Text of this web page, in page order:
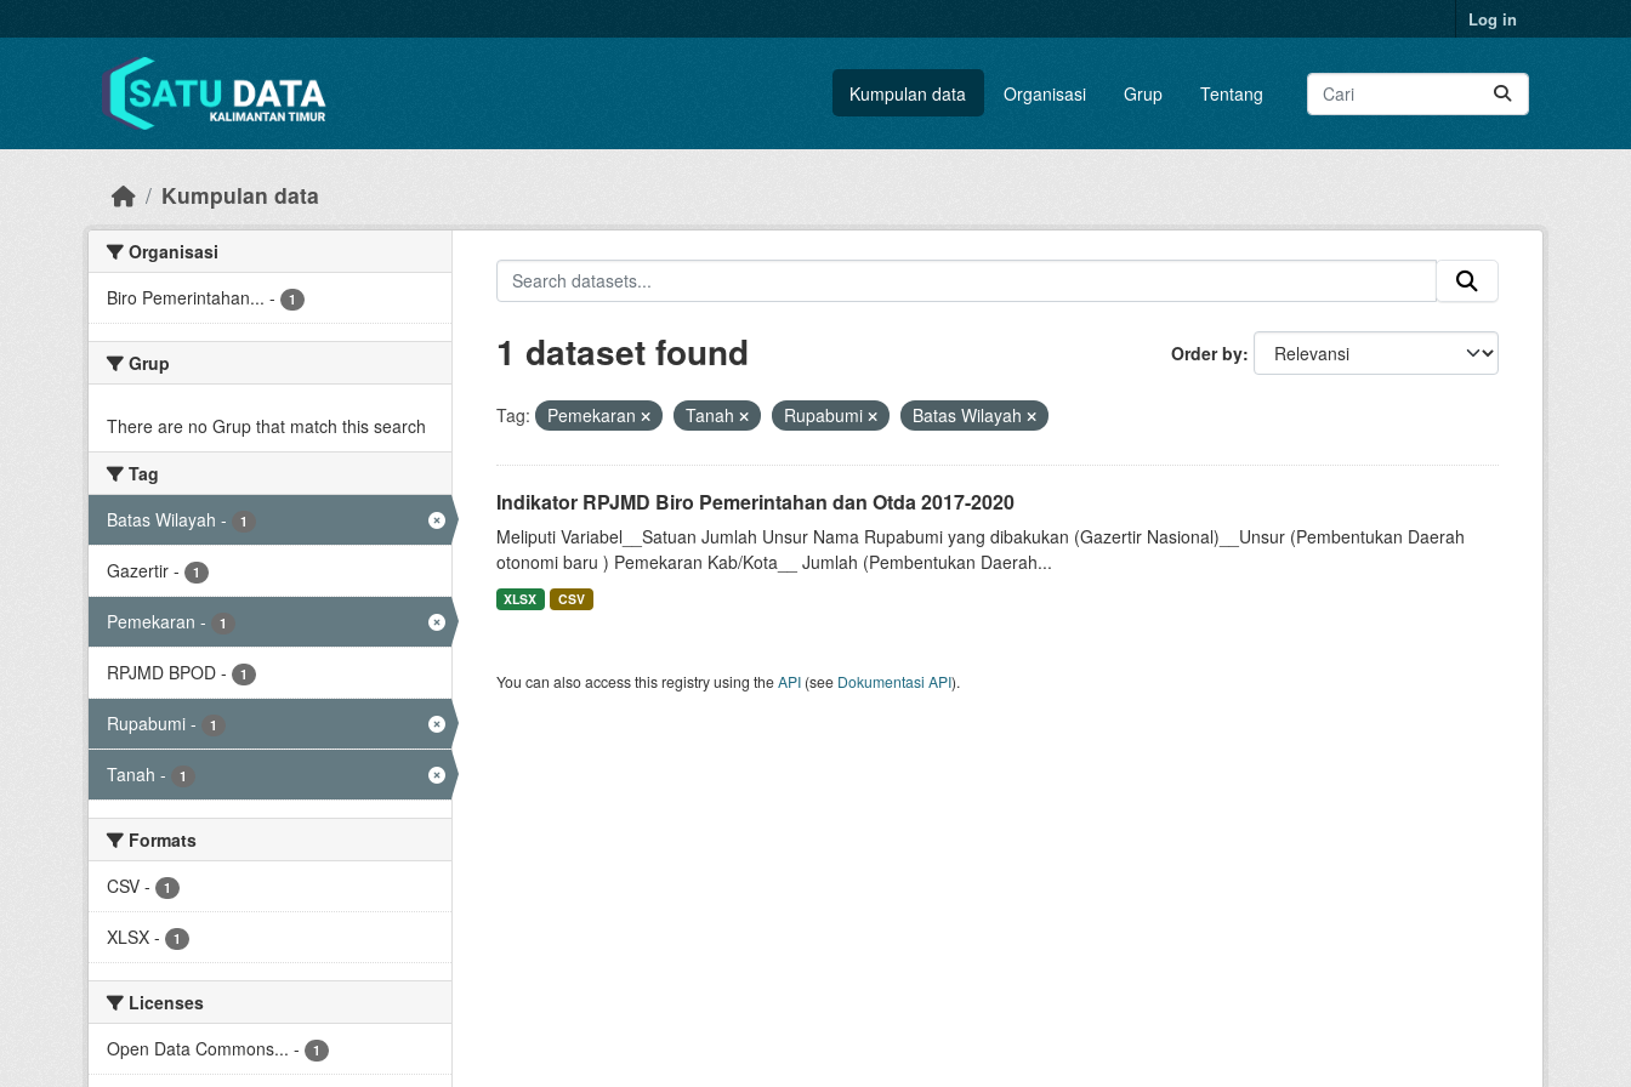
Log in
Kumpulan data Organisasi Grup Tentang
Kumpulan data
Organisasi
Biro Pemerintahan... - 1
Grup
There are no Grup that match this search
Tag
Batas Wilayah - 1
Gazertir - 1
Pemekaran - 1
RPJMD BPOD - 1
Rupabumi - 1
Tanah - 1
Formats
CSV - 1
XLSX - 1
Licenses
Open Data Commons... - 1
Order by
1 dataset found
Tag: Pemekaran Tanah Rupabumi Batas Wilayah
Indikator RPJMD Biro Pemerintahan dan Otda 2017-2020
Meliputi Variabel__Satuan Jumlah Unsur Nama Rupabumi yang dibakukan (Gazertir Nasional)__Unsur (Pembentukan Daerah
otonomi baru ) Pemekaran Kab/Kota__ Jumlah (Pembentukan Daerah...
XLSX CSV
You can also access this registry using theAPI(see Dokumentasi API).